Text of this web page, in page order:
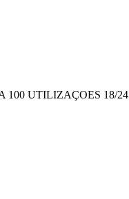
100 UTILIZAÇOES 18/24